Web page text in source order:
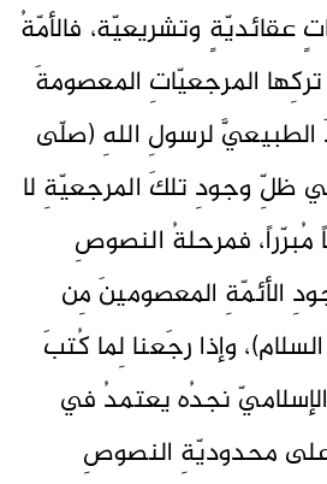
وتشريعيّة، فالأمّةُ
المرجعيّاتِ المعصومةَ
الطبيعيَّ لرسولِ اللهِ (صلّى
ظلِّ وجودِ تلكَ المرجعيّةِ لا
مُبرّراً، فمرحلةُ النصوصِ
الأئمّةِ المعصومينَ مِن
وإذا رجَعنا لِما كُتبَ
نجدُه يعتمدُ في
على محدوديّةِ النصوصِ